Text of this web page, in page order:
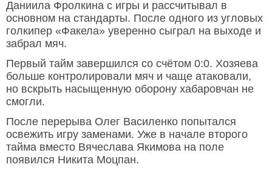
Даниила Фролкина с игры и рассчитывал в
основном на стандарты. После одного из угловых
голкипер «Факела» уверенно сыграл на выходе и
забрал мяч.
Первый тайм завершился со счётом 0:0. Хозяева
больше контролировали мяч и чаще атаковали,
но вскрыть насыщенную оборону хабаровчан не
смогли.
После перерыва Олег Василенко попытался
освежить игру заменами. Уже в начале второго
тайма вместо Вячеслава Якимова на поле
появился Никита Моцпан.